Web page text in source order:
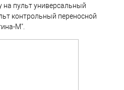
на пульт универсальный
контрольный переносной
М".